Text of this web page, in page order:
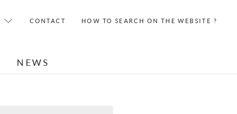
CONTACT HOW TO SEARCH ON THE WEBSITE ?
NEWS